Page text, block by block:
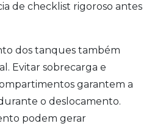
de checklist rigoroso antes
dos tanques também
Evitar sobrecarga e
garantem a
o deslocamento.
podem gerar